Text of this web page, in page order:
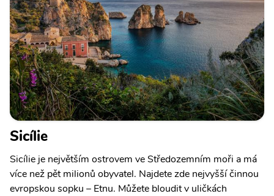
Sicílie
Sicílie je největším ostrovem ve Středozemním moři a má
více než pět milionů obyvatel. Najdete zde nejvyšší činnou
evropskou sopku – Etnu. Můžete bloudit v uličkách